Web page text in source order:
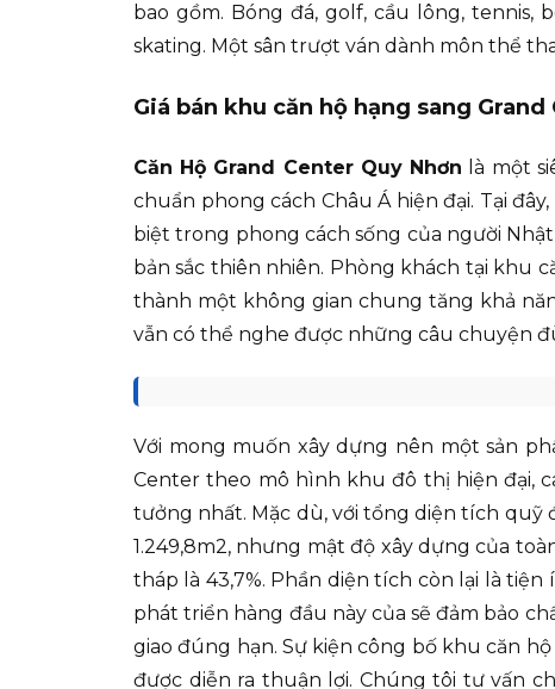
bao gồm. Bóng đá, golf, cầu lông, tennis,
skating. Một sân trượt ván dành môn thể
Giá bán khu căn hộ hạng sang
Căn Hộ Grand Center Quy Nhơn là một
chuẩn phong cách Châu Á hiện đại. Tại
biệt trong phong cách sống của người
bản sắc thiên nhiên. Phòng khách tại khu
thành một không gian chung tăng khả
vẫn có thể nghe được những câu chuyện
Với mong muốn xây dựng nên một sản
Center theo mô hình khu đô thị hiện đại,
tưởng nhất. Mặc dù, với tổng diện tích quỹ
1.249,8m2, nhưng mật độ xây dựng của
tháp là 43,7%. Phần diện tích còn lại là
phát triển hàng đầu này của sẽ đảm bảo
giao đúng hạn. Sự kiện công bố khu căn
được diễn ra thuận lợi. Chúng tôi tư vấn